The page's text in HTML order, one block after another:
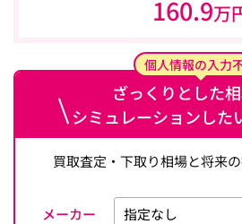
160.9万
ざっくりとした
シミュレーションした
個人情報の入力
買取査定・下取り相場と将来
メーカー